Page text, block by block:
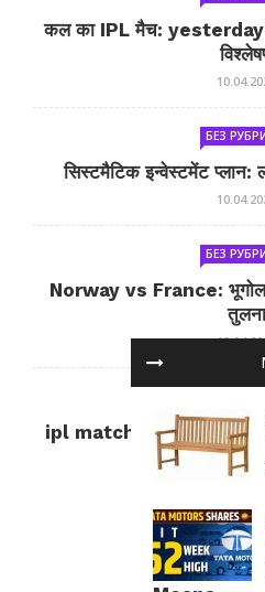
कल का IPL मैच:
БЕЗ
सिस्टमैटिक इन्वेस्टमेंट
БЕЗ
Norway vs France:
तुलना
ipl match tomorrow: कल
और